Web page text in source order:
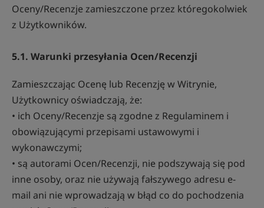
Oceny/Recenzje zamieszczone przez któregokolwiek
z Użytkowników.
5.1. Warunki przesyłania Ocen/Recenzji
Zamieszczając Ocenę lub Recenzję w Witrynie,
Użytkownicy oświadczają, że:
• ich Oceny/Recenzje są zgodne z Regulaminem i
obowiązującymi przepisami ustawowymi i
wykonawczymi;
• są autorami Ocen/Recenzji, nie podszywają się pod
inne osoby, oraz nie używają fałszywego adresu e-
mail ani nie wprowadzają w błąd co do pochodzenia